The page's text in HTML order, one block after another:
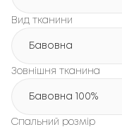
Вид тканини
Бавовна
Зовнішня тканина
Бавовна 100%
Спальний розмір